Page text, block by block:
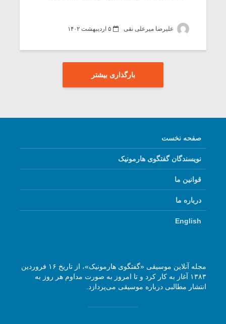
علیرضا میرعلی نقی ۵ اردیبهشت ۱۴۰۲
بارگذاری بیشتر
صفحه نخست
نویسندگان گفتگوی هارمونیک
قوانین ما
درباره ما
English
مجله آنلاین موسیقی «گفتگوی هارمونیک»، از تاریخ ۱۶ فروردین
۱۳۸۳ آغاز به کار کرد و تا امروز به صورت مداوم هر روز به
انتشار مطالبی درباره موسیقی می‌پردازد.